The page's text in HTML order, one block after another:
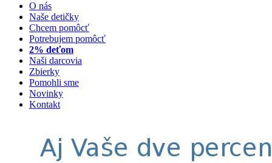
O nás
Naše detičky
Chcem pomôcť
Potrebujem pomôcť
2% deťom
Naši darcovia
Zbierky
Pomohli sme
Novinky
Kontakt